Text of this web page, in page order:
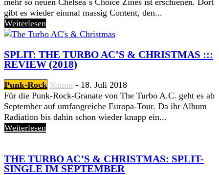
gibt es wieder einmal massig Content, den...
Weiterlesen
SPLIT: THE TURBO AC’S & CHRISTMAS :::
REVIEW (2018)
Punk-Rock Simon - 18. Juli 2018
Für die Punk-Rock-Granate von The Turbo A​.​C​. geht es ab
September auf umfangreiche Europa-Tour. Da ihr Album
Radiation bis dahin schon wieder knapp ein...
Weiterlesen
THE TURBO AC’S & CHRISTMAS: SPLIT-
SINGLE IM SEPTEMBER